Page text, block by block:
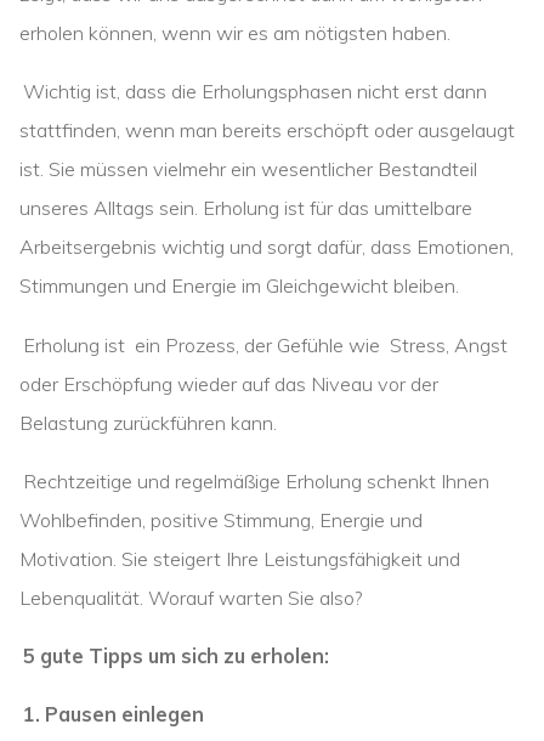
erholen können, wenn wir es am nötigsten haben.
Wichtig ist, dass die Erholungsphasen nicht erst dann
stattfinden, wenn man bereits erschöpft oder ausgelaugt
ist. Sie müssen vielmehr ein wesentlicher Bestandteil
unseres Alltags sein. Erholung ist für das umittelbare
Arbeitsergebnis wichtig und sorgt dafür, dass Emotionen,
Stimmungen und Energie im Gleichgewicht bleiben.
Erholung ist ein Prozess, der Gefühle wie Stress, Angst
oder Erschöpfung wieder auf das Niveau vor der
Belastung zurückführen kann.
Rechtzeitige und regelmäßige Erholung schenkt Ihnen
Wohlbefinden, positive Stimmung, Energie und
Motivation. Sie steigert Ihre Leistungsfähigkeit und
Lebenqualität. Worauf warten Sie also?
5 gute Tipps um sich zu erholen:
1. Pausen einlegen